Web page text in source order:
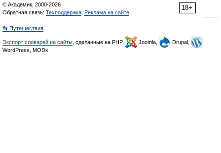
18+
© Академик, 2000-2026
Обратная связь: Техподдержка Реклама на сайте
👣 Путешествия
Экспорт словарей на сайты , сделанные на PHP, Joomla,
Drupal,
WordPress, MODx.